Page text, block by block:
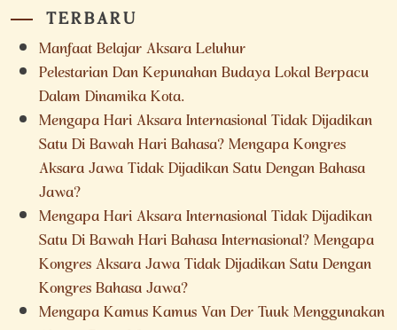
TERBARU
Manfaat Belajar Aksara Leluhur
Pelestarian Dan Kepunahan Budaya Lokal Berpacu
Dalam Dinamika Kota.
Mengapa Hari Aksara Internasional Tidak Dijadikan
Satu Di Bawah Hari Bahasa? Mengapa Kongres
Aksara Jawa Tidak Dijadikan Satu Dengan Bahasa
Jawa?
Mengapa Hari Aksara Internasional Tidak Dijadikan
Satu Di Bawah Hari Bahasa Internasional? Mengapa
Kongres Aksara Jawa Tidak Dijadikan Satu Dengan
Kongres Bahasa Jawa?
Mengapa Kamus Kamus Van Der Tuuk Menggunakan